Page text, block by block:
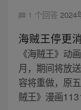
1 个回答 2024
海贼王停更
《海贼王》动
月，期间将放
容将重做，原
贼王》漫画